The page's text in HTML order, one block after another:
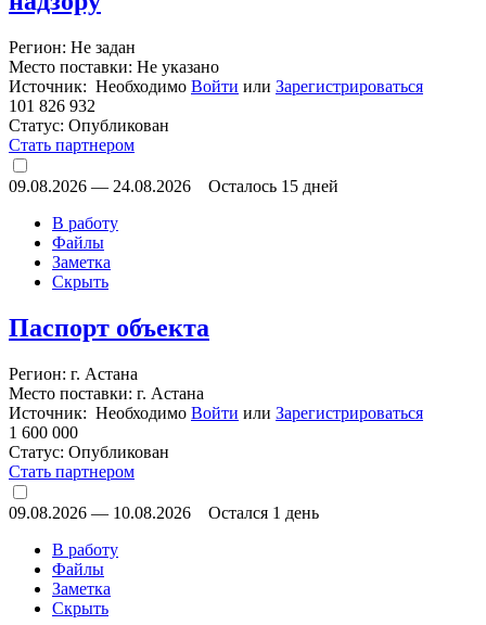
Регион: Не задан
Место поставки: Не указано
Источник: Необходимо Войти или Зарегистрироваться
101 826 932
Статус: Опубликован
Стать партнером
09.08.2026 — 24.08.2026
Осталось 15 дней
В работу
Файлы
Заметка
Скрыть
Паспорт объекта
Регион: г. Астана
Место поставки: г. Астана
Источник: Необходимо Войти или Зарегистрироваться
1 600 000
Статус: Опубликован
Стать партнером
09.08.2026 — 10.08.2026
Остался 1 день
В работу
Файлы
Заметка
Скрыть